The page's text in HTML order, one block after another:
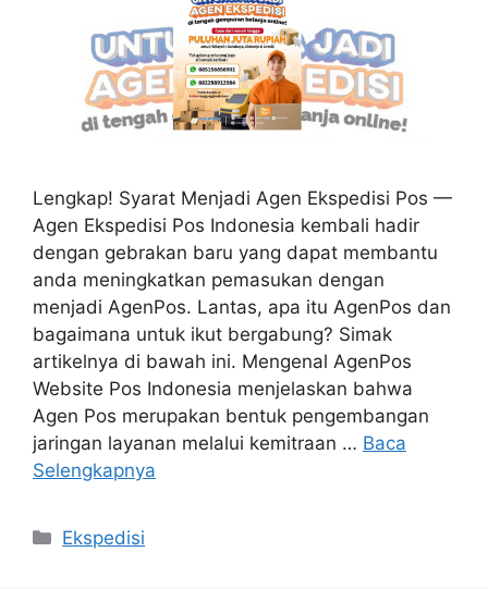
Lengkap! Syarat Menjadi Agen Ekspedisi Pos —
Agen Ekspedisi Pos Indonesia kembali hadir
dengan gebrakan baru yang dapat membantu
anda meningkatkan pemasukan dengan
menjadi AgenPos. Lantas, apa itu AgenPos dan
bagaimana untuk ikut bergabung? Simak
artikelnya di bawah ini. Mengenal AgenPos
Website Pos Indonesia menjelaskan bahwa
Agen Pos merupakan bentuk pengembangan
jaringan layanan melalui kemitraan … Baca
Selengkapnya
Ekspedisi